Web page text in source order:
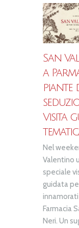
San
a
piante
Visita
Nel
Valentino
speciale
guidata
innamorati
Farmacia
Neri. Un